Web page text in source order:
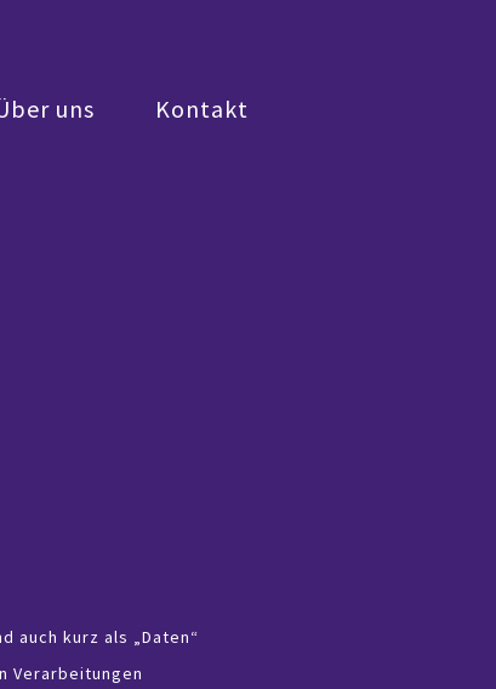
uns Kontakt
auch kurz als „Daten“
Verarbeitungen